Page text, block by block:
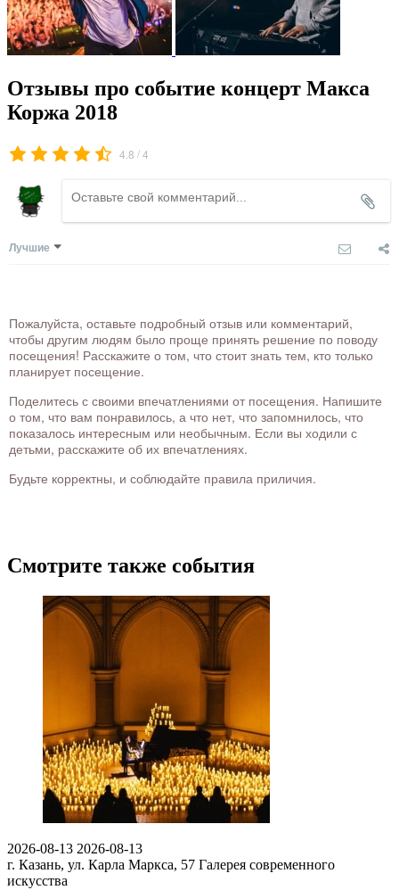
Отзывы про событие концерт Макса
Коржа 2018
4.8 /4
Лучшие
Пожалуйста, оставьте подробный отзыв или комментарий,
чтобы другим людям было проще принять решение по поводу
посещения! Расскажите о том, что стоит знать тем, кто только
планирует посещение.
Поделитесь с своими впечатлениями от посещения. Напишите
о том, что вам понравилось, а что нет, что запомнилось, что
показалось интересным или необычным. Если вы ходили с
детьми, расскажите об их впечатлениях.
Будьте корректны, и соблюдайте правила приличия.
Смотрите также события
2026-08-13 2026-08-13
г. Казань, ул. Карла Маркса, 57 Галерея современного
искусства